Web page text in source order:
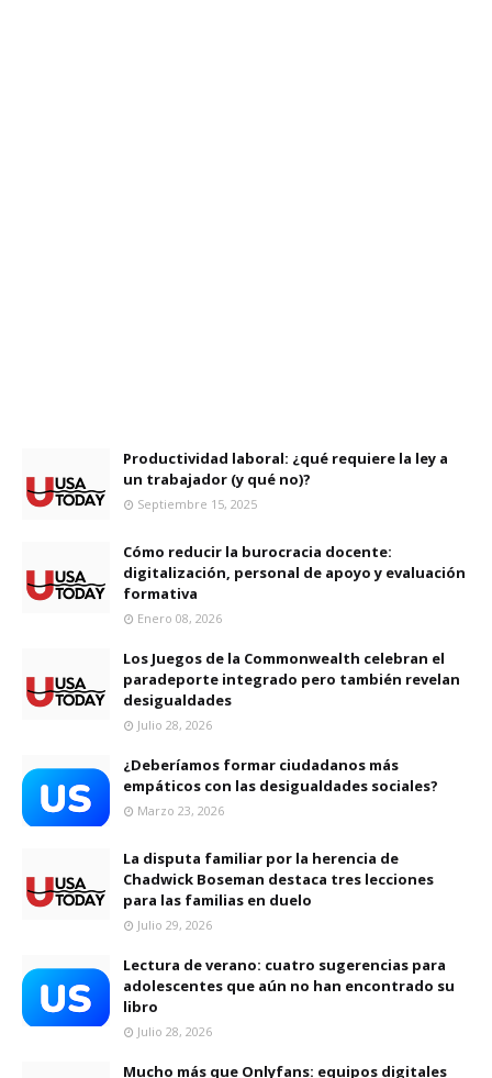
Productividad laboral: ¿qué requiere la ley a
un trabajador (y qué no)?
Septiembre 15, 2025
Cómo reducir la burocracia docente:
digitalización, personal de apoyo y evaluación
formativa
Enero 08, 2026
Los Juegos de la Commonwealth celebran el
paradeporte integrado pero también revelan
desigualdades
Julio 28, 2026
¿Deberíamos formar ciudadanos más
empáticos con las desigualdades sociales?
Marzo 23, 2026
La disputa familiar por la herencia de
Chadwick Boseman destaca tres lecciones
para las familias en duelo
Julio 29, 2026
Lectura de verano: cuatro sugerencias para
adolescentes que aún no han encontrado su
libro
Julio 28, 2026
Mucho más que Onlyfans: equipos digitales